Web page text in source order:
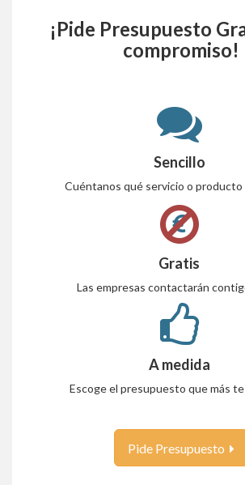
¡Pide Presupuesto
compromiso!
Sencillo
Cuéntanos qué servicio o
Gratis
Las empresas contactarán
A medida
Escoge el presupuesto que más
Pide Presupuesto